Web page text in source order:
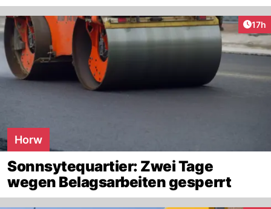
17h
Horw
Sonnsytequartier: Zwei Tage
wegen Belagsarbeiten gesperrt